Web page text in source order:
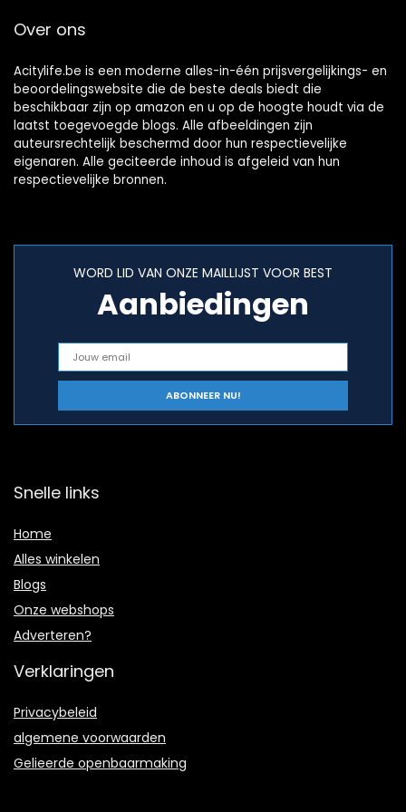
Over ons
Acitylife.be is een moderne alles-in-één prijsvergelijkings- en
beoordelingswebsite die de beste deals biedt die
beschikbaar zijn op amazon en u op de hoogte houdt via de
laatst toegevoegde blogs. Alle afbeeldingen zijn
auteursrechtelijk beschermd door hun respectievelijke
eigenaren. Alle geciteerde inhoud is afgeleid van hun
respectievelijke bronnen.
WORD LID VAN ONZE MAILLIJST VOOR BEST
Aanbiedingen
Snelle links
Home
Alles winkelen
Blogs
Onze webshops
Adverteren?
Verklaringen
Privacybeleid
algemene voorwaarden
Gelieerde openbaarmaking